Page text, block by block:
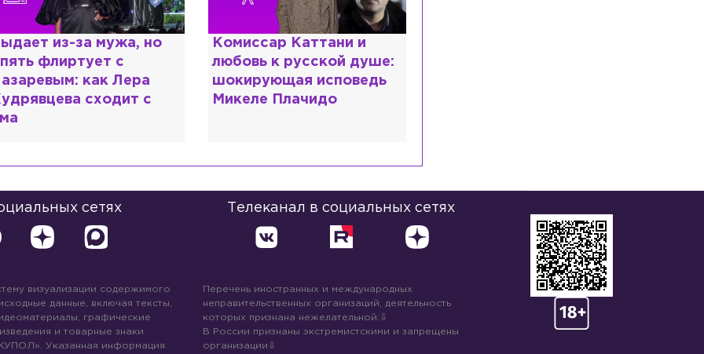
Каттани и
к русской душе:
исповедь
Плачидо
Специалист с напрасным
дипломом: почему мир
разочаровался в высшем
образовании?
сетях Телеканал в социальных сетях
визуализации содержимого
данные, включая тексты,
графические
и товарные знаки
Указанная информация
Перечень иностранных и международных
неправительственных организаций, деятельность
которых признана нежелательной:
В России признаны экстремистскими и запрещены
организации